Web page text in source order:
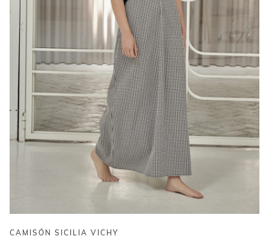
CAMISÓN SICILIA VICHY